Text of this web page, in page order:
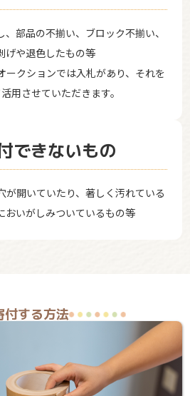
部品の不揃い、ブロック不揃い、
げや退色したもの等
ークションでは入札があり、それを
用させていただきます。
できないもの
が開いていたり、著しく汚れている
おいがしみついているもの等
付する方法